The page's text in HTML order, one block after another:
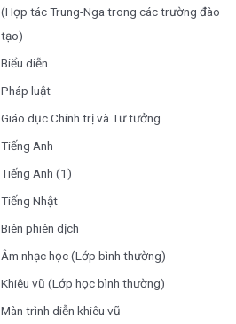
(Hợp tác Trung-Nga trong các trường đào
tạo)
Biểu diễn
Pháp luật
Giáo dục Chính trị và Tư tưởng
Tiếng Anh
Tiếng Anh (1)
Tiếng Nhật
Biên phiên dịch
Âm nhạc học (Lớp bình thường)
Khiêu vũ (Lớp học bình thường)
Màn trình diễn khiêu vũ